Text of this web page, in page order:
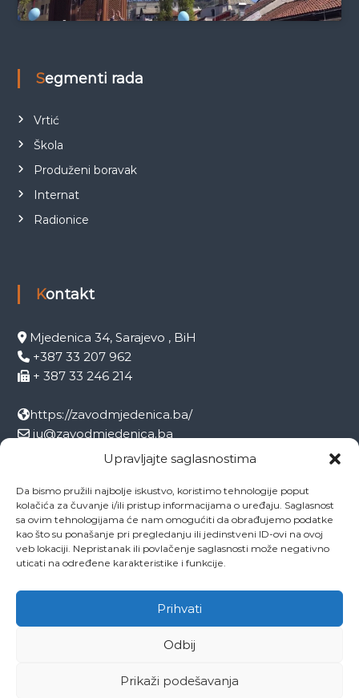
Upravljajte saglasnostima
Da bismo pružili najbolje iskustvo, koristimo tehnologije poput
kolačića za čuvanje i/ili pristup informacijama o uređaju. Saglasnost
sa ovim tehnologijama će nam omogućiti da obrađujemo podatke
kao što su ponašanje pri pregledanju ili jedinstveni ID-ovi na ovoj
veb lokaciji. Nepristanak ili povlačenje saglasnosti može negativno
uticati na određene karakteristike i funkcije.
Prihvati
Odbij
Prikaži podešavanja
Segmenti rada
Vrtić
Škola
Produženi boravak
Internat
Radionice
Kontakt
Mjedenica 34, Sarajevo , BiH
+387 33 207 962
+ 387 33 246 214
https://zavodmjedenica.ba/
ju@zavodmjedenica.ba
info@zamjed.edu.ba
Direktor:
+ 387 33 207 963
Sekretar:
+ 387 33 215 668
Pedagog:
+ 387 33 246 212
Psiholog:
+ 387 33 246 208
Ovo je naša Mjedenica Dokumenti